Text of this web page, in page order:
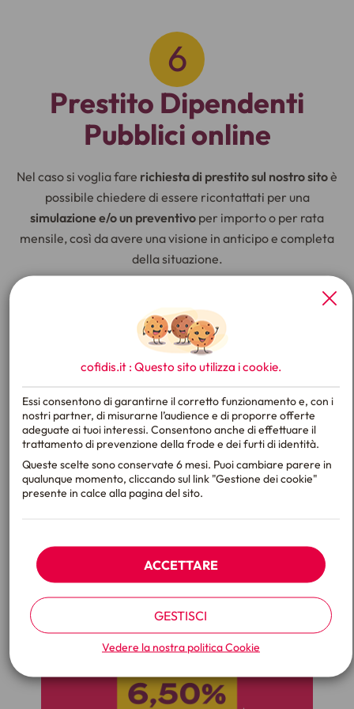
Prestito Dipendenti
Pubblici online
Nel caso si voglia fare richiesta di prestito sul nostro sitoè
possibile chiedere di essere ricontattati per una
simulazione e/o un preventivo per importo o per rata
mensile, così da avere una visione in anticipo e completa
della situazione.
consulente dedicatoti fornirà un preventivo
basato sulle tue specifiche esigenze finanziarie.
cofidis.it : Questo sito utilizza icookie.
Essi consentono di garantirne il corretto funzionamento e, con i
nostri partner, di misurarne l’audience e di proporre offerte
adeguate ai tuoi interessi. Consentono anche di effettuare il
trattamento di prevenzione della frode e dei furti di identità.
Queste scelte sono conservate 6 mesi. Puoi cambiare parere in
qualunque momento, cliccando sul link "Gestione dei cookie"
presente in calce alla pagina del sito.
ACCETTARE
GESTISCI
Vedere la nostra politicaCookie